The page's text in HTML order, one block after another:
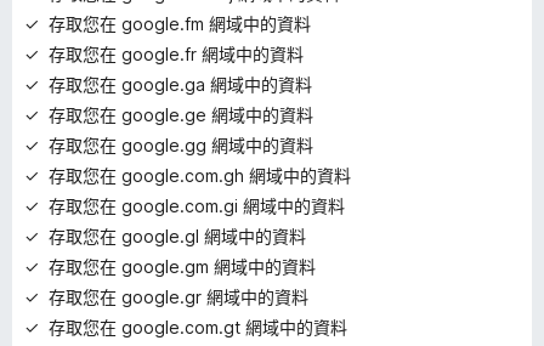
存取您在 google.fm 網域中的資料
存取您在 google.fr 網域中的資料
存取您在 google.ga 網域中的資料
存取您在 google.ge 網域中的資料
存取您在 google.gg 網域中的資料
存取您在 google.com.gh 網域中的資料
存取您在 google.com.gi 網域中的資料
存取您在 google.gl 網域中的資料
存取您在 google.gm 網域中的資料
存取您在 google.gr 網域中的資料
存取您在 google.com.gt 網域中的資料